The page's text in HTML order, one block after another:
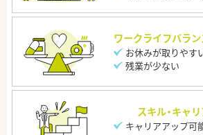
ワークライフバラン
お休みが取りやす
残業が少ない
スキル・キャ
キャリアアップ可